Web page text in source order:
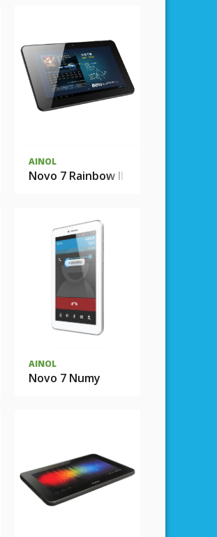
AINOL
Novo 7 Rainbow II
AINOL
Novo 7 Numy